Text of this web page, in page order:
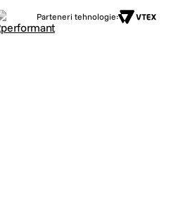
Parteneri tehnologie: